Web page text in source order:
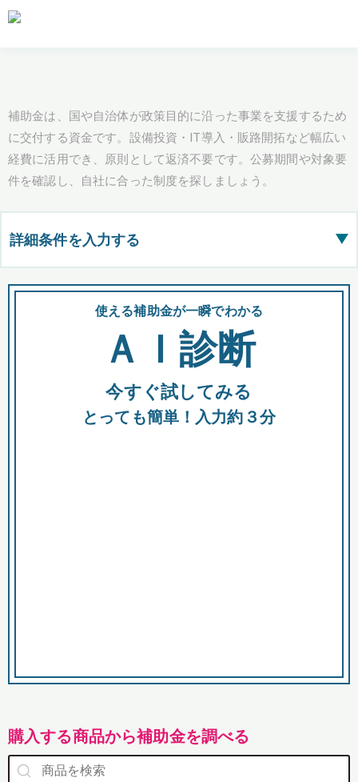
補助金は、国や自治体が政策目的に沿った事業を支援するため
に交付する資金です。設備投資・IT導入・販路開拓など幅広い
経費に活用でき、原則として返済不要です。公募期間や対象要
件を確認し、自社に合った制度を探しましょう。
詳細条件を入力する ▶
都道府県
全国の検索結果を含めて表示
助成金 融資 出資
使える補助金が一瞬でわかる
ＡＩ診断
今すぐ試してみる
とっても簡単！入力約３分
購入する商品から補助金を調べる